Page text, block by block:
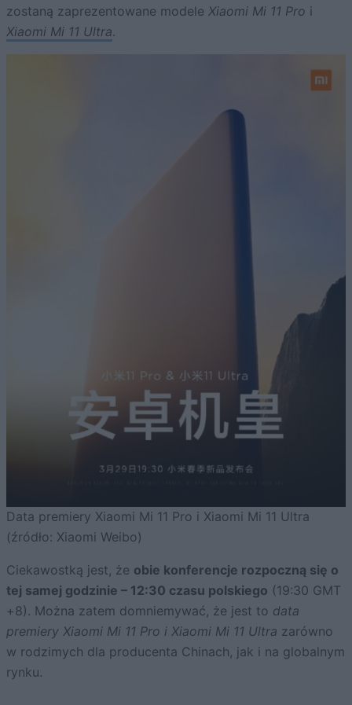
zostaną zaprezentowane modele Xiaomi Mi 11 Pro i
Xiaomi Mi 11 Ultra.
Data premiery Xiaomi Mi 11 Pro i Xiaomi Mi 11 Ultra
(źródło: Xiaomi Weibo)
Ciekawostką jest, że obie konferencje rozpoczną się o
tej samej godzinie – 12:30 czasu polskiego (19:30 GMT
+8). Można zatem domniemywać, że jest to data
premiery Xiaomi Mi 11 Pro i Xiaomi Mi 11 Ultra zarówno
w rodzimych dla producenta Chinach, jak i na globalnym
rynku.